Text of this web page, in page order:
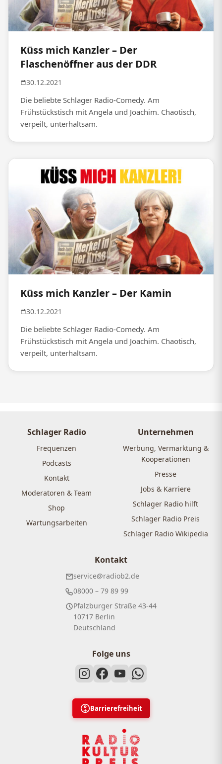
Küss mich Kanzler – Der
Flaschenöffner aus der DDR
30.12.2021
Die beliebte Schlager Radio-Comedy. Am
Frühstückstisch mit Angela und Joachim. Chaotisch,
verpeilt, unterhaltsam.
Küss mich Kanzler – Der Kamin
30.12.2021
Die beliebte Schlager Radio-Comedy. Am
Frühstückstisch mit Angela und Joachim. Chaotisch,
verpeilt, unterhaltsam.
Schlager Radio
Frequenzen
Podcasts
Kontakt
Moderatoren & Team
Shop
Wartungsarbeiten
Unternehmen
Werbung, Vermarktung &
Kooperationen
Presse
Jobs & Karriere
Schlager Radio hilft
Schlager Radio Preis
Schlager Radio Wikipedia
Kontakt
service@radiob2.de
08000 – 79 89 99
Pfalzburger Straße 43-44
10717 Berlin
Deutschland
Folge uns
Barrierefreiheit